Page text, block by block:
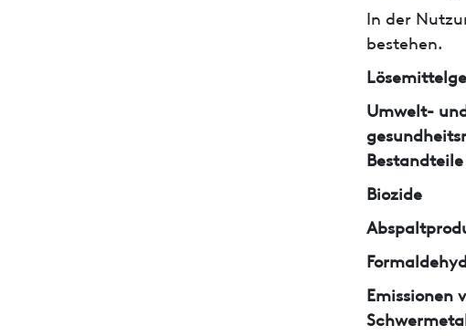
In der
bestehen.
Umwelt-
Bestandteile
Biozide
Emissionen